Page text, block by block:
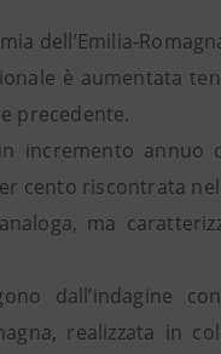
dell’Emilia-
è aumentata
precedente.
incremento
cento riscontrata nel
ma
dall’indagine
realizzata in